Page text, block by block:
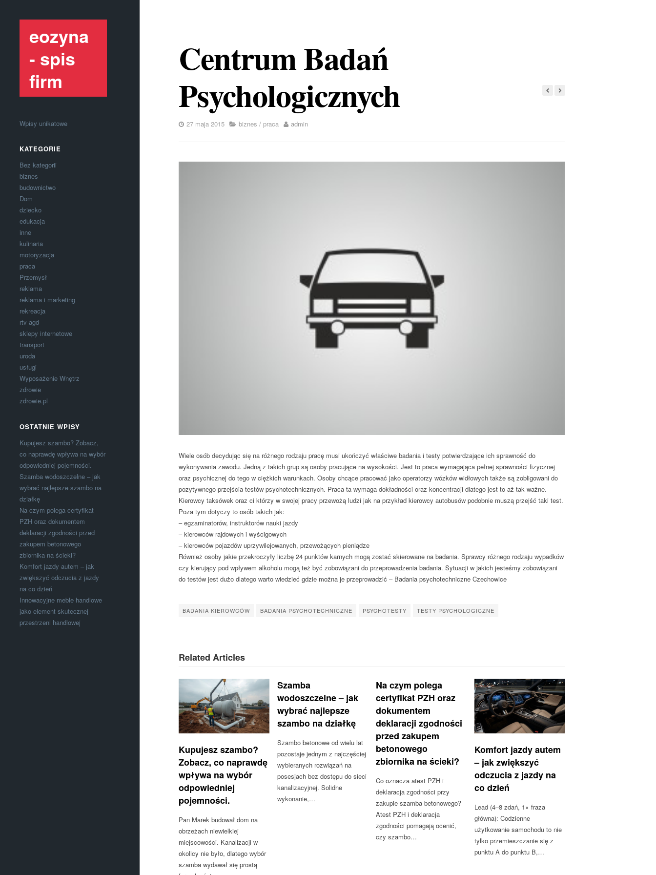
eozyna
- spis
firm
Wpisy unikatowe
KATEGORIE
Bez kategorii
biznes
budownictwo
Dom
dziecko
edukacja
inne
kulinaria
motoryzacja
praca
Przemysł
reklama
reklama i marketing
rekreacja
rtv agd
sklepy internetowe
transport
uroda
usługi
Wyposażenie Wnętrz
zdrowie
zdrowie.pl
OSTATNIE WPISY
Kupujesz szambo? Zobacz,
co naprawdę wpływa na wybór
odpowiedniej pojemności.
Szamba wodoszczelne – jak
wybrać najlepsze szambo na
działkę
Na czym polega certyfikat
PZH oraz dokumentem
deklaracji zgodności przed
zakupem betonowego
zbiornika na ścieki?
Komfort jazdy autem – jak
zwiększyć odczucia z jazdy
na co dzień
Innowacyjne meble handlowe
jako element skutecznej
przestrzeni handlowej
Centrum Badań
Psychologicznych
27 maja 2015 biznes / praca admin
Wiele osób decydując się na różnego rodzaju pracę musi ukończyć właściwe badania i testy potwierdzające ich sprawność do
wykonywania zawodu. Jedną z takich grup są osoby pracujące na wysokości. Jest to praca wymagająca pełnej sprawności fizycznej
oraz psychicznej do tego w ciężkich warunkach. Osoby chcące pracować jako operatorzy wózków widłowych także są zobligowani do
pozytywnego przejścia testów psychotechnicznych. Praca ta wymaga dokładności oraz koncentracji dlatego jest to aż tak ważne.
Kierowcy taksówek oraz ci którzy w swojej pracy przewożą ludzi jak na przykład kierowcy autobusów podobnie muszą przejść taki test.
Poza tym dotyczy to osób takich jak:
– egzaminatorów, instruktorów nauki jazdy
– kierowców rajdowych i wyścigowych
– kierowców pojazdów uprzywilejowanych, przewożących pieniądze
Również osoby jakie przekroczyły liczbę 24 punktów karnych mogą zostać skierowane na badania. Sprawcy różnego rodzaju wypadków
czy kierujący pod wpływem alkoholu mogą też być zobowiązani do przeprowadzenia badania. Sytuacji w jakich jesteśmy zobowiązani
do testów jest dużo dlatego warto wiedzieć gdzie można je przeprowadzić – Badania psychotechniczne Czechowice
BADANIA KIEROWCÓW BADANIA PSYCHOTECHNICZNE PSYCHOTESTY TESTY PSYCHOLOGICZNE
Related Articles
Kupujesz szambo?
Zobacz, co naprawdę
wpływa na wybór
odpowiedniej
pojemności.
Pan Marek budował dom na
obrzeżach niewielkiej
miejscowości. Kanalizacji w
okolicy nie było, dlatego wybór
szamba wydawał się prostą
Szamba
wodoszczelne – jak
wybrać najlepsze
szambo na działkę
Szambo betonowe od wielu lat
pozostaje jednym z najczęściej
wybieranych rozwiązań na
posesjach bez dostępu do sieci
kanalizacyjnej. Solidne
wykonanie,…
Na czym polega
certyfikat PZH oraz
dokumentem
deklaracji zgodności
przed zakupem
betonowego
zbiornika na ścieki?
Co oznacza atest PZH i
deklaracja zgodności przy
zakupie szamba betonowego?
Atest PZH i deklaracja
zgodności pomagają ocenić,
czy szambo…
Komfort jazdy autem
– jak zwiększyć
odczucia z jazdy na
co dzień
Lead (4–8 zdań, 1× fraza
główna): Codzienne
użytkowanie samochodu to nie
tylko przemieszczanie się z
punktu A do punktu B,…